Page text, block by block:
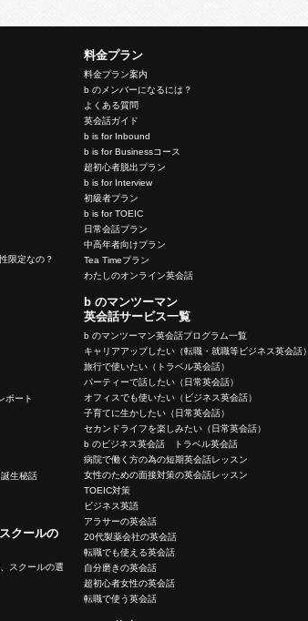
限定なの？
ポート
生秘話
クールの
スクールの選
料金プラン
料金プラン案内
b のメンバーになるには？
よくある質問
英会話ガイド
b is for Inbound
b is for Businessコース
超初心者脱出プラン
b is for Interview
初級者プラン
b is for TOEIC
日常会話プラン
中高年者向けプラン
Tea Timeプラン
わたしのオンライン英会話
b のマンツーマン
英会話サービス一覧
b のマンツーマン英会話プログラム一覧
キャリアアップしたい（転職・就職等ビジネス英会話）
旅行で使いたい（トラベル英会話）
パーティーで話したい（日常英会話）
オフィスでも使いたい（ビジネス英会話）
子育てに生かしたい（日常英会話）
セカンドライフを楽しみたい（日常英会話）
b のビジネス英会話 トラベル英会話
病院で働く方の為の短期英会話レッスン
女性のための面接対策の英会話レッスン
TOEIC対策
ビジネス英語
アラサーの英会話
20代製薬会社の英会話
転職でも使える英会話
自分磨きの英会話
超初心者女性の英会話
転職で使う英会話